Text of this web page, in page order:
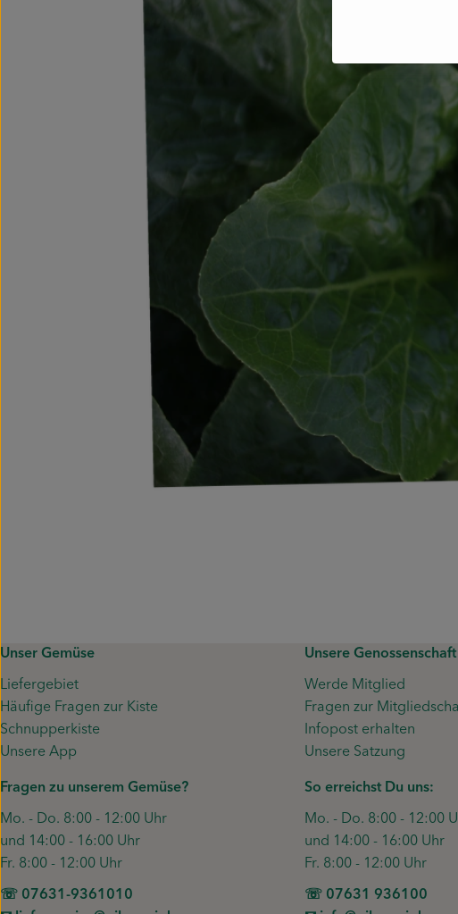
Unser Gemüse
Liefergebiet
Häufige Fragen zur Kiste
Schnupperkiste
Unsere App
Fragen zu unserem Gemüse?
Mo. - Do. 8:00 - 12:00 Uhr
und 14:00 - 16:00 Uhr
Fr. 8:00 - 12:00 Uhr
☏ 07631-9361010
Unsere Genossenschaft
Werde Mitglied
Fragen zur
Infopost erhalten
Unsere Satzung
So erreichst Du uns:
Mo. - Do. 8:00 - 12:00
und 14:00 - 16:00 Uhr
Fr. 8:00 - 12:00 Uhr
☏ 07631 936100